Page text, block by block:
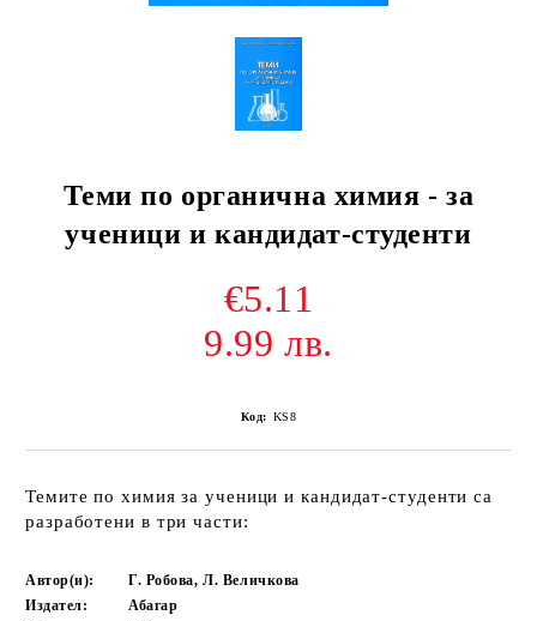
Теми по органична химия - за
ученици и кандидат-студенти
€5.11
9.99 лв.
Код: KS8
Темите по химия за ученици и кандидат-студенти са
разработени в три части:
Автор(и):
Г. Робова, Л. Величкова
Издател:
Абагар